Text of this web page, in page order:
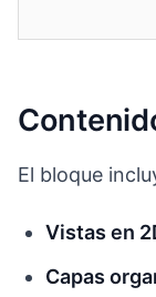
El bloque
Vistas en
Capas